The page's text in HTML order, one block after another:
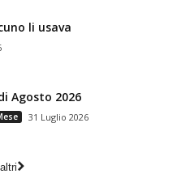
li usava
Agosto 2026
31 Luglio 2026